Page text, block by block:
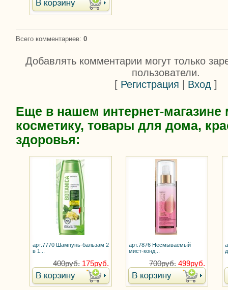
Всего комментариев: 0
Добавлять комментарии могут только
пользователи.
[ Регистрация Вход ]
Еще в нашем интернет-магазине
косметику, товары для дома,
здоровья:
арт.7770 Шампунь-бальзам 2
в 1...
400руб. 175руб.
арт.7876 Несмываемый
мист-конд...
700руб. 499руб.